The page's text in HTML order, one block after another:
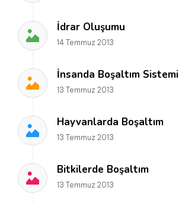
İdrar Oluşumu
14 Temmuz 2013
İnsanda Boşaltım Sistemi
13 Temmuz 2013
Hayvanlarda Boşaltım
13 Temmuz 2013
Bitkilerde Boşaltım
13 Temmuz 2013